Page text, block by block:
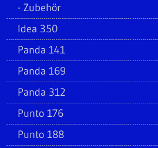
Zubehör
Idea 350
Panda 141
Panda 169
Panda 312
Punto 176
Punto 188